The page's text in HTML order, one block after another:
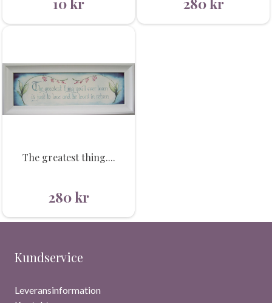
10kr 280kr
The greatest thing....
280kr
Kundservice
Leveransinformation